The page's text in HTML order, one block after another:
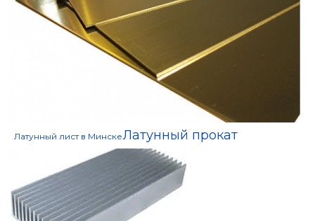
Латунный лист в МинскеЛатунный прокат